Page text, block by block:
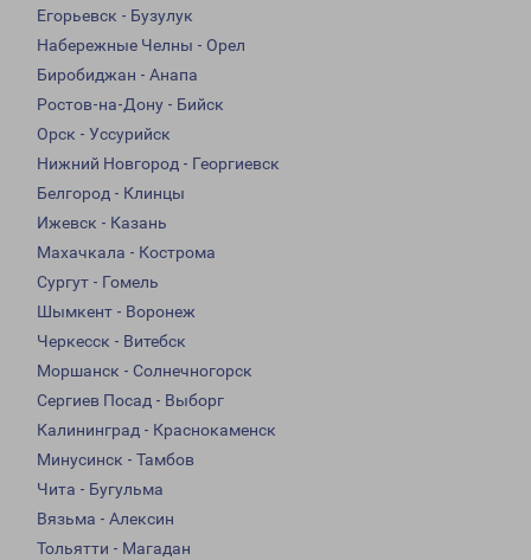
Егорьевск - Бузулук
Набережные Челны - Орел
Биробиджан - Анапа
Ростов-на-Дону - Бийск
Орск - Уссурийск
Нижний Новгород - Георгиевск
Белгород - Клинцы
Ижевск - Казань
Махачкала - Кострома
Сургут - Гомель
Шымкент - Воронеж
Черкесск - Витебск
Моршанск - Солнечногорск
Сергиев Посад - Выборг
Калининград - Краснокаменск
Минусинск - Тамбов
Чита - Бугульма
Вязьма - Алексин
Тольятти - Магадан